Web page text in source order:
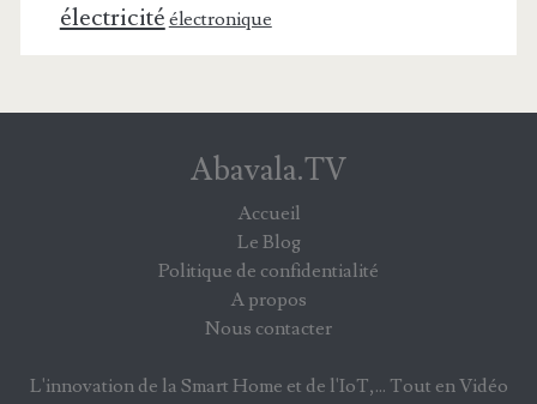
électricité électronique
Abavala.TV
Accueil
Le Blog
Politique de confidentialité
A propos
Nous contacter
L'innovation de la Smart Home et de l'IoT,... Tout en Vidéo